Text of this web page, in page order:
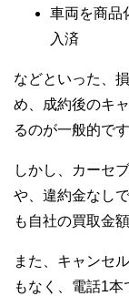
車両を商品
入済
などといった、
め、成約後のキ
るのが一般的です
しかし、カーセ
や、違約金なし
も自社の買取金
また、キャンセ
もなく、電話1本